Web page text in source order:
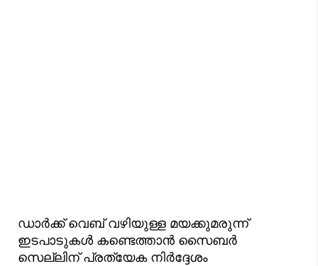
ഡാർക്ക് വെബ് വഴിയുള്ള മയക്കുമരുന്ന്
ഇടപാടുകൾ കണ്ടെത്താൻ സൈബർ
സെല്ലിന് പ്രത്യേക നിർദ്ദേശം